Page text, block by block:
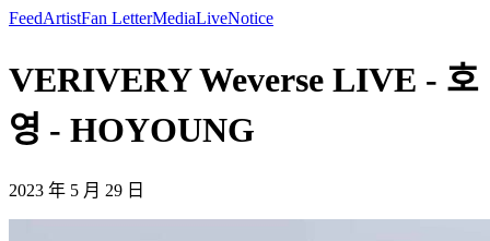
FeedArtistFan LetterMediaLiveNotice
VERIVERY Weverse LIVE - 호
영 - HOYOUNG
2023 年 5 月 29 日